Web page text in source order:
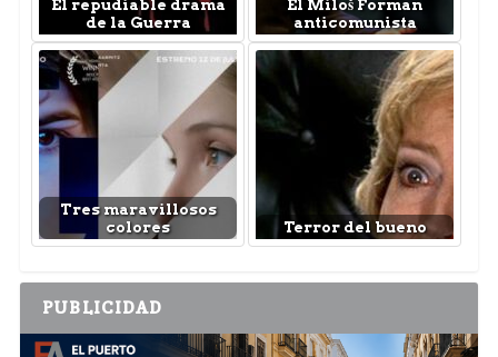
El repudiable drama
de la Guerra
El Miloš Forman
anticomunista
Tres maravillosos
colores
Terror del bueno
PUBLICIDAD